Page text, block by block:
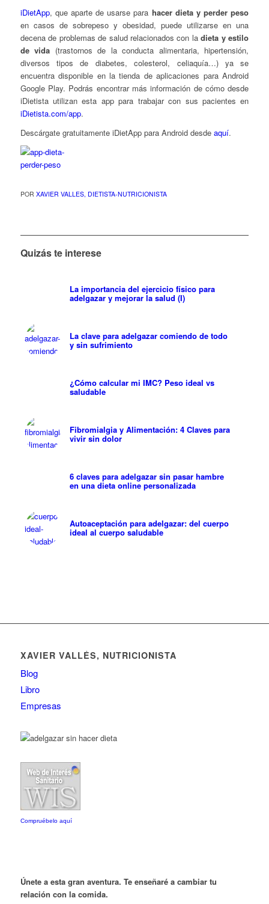
iDietApp, que aparte de usarse para hacer dieta y perder peso
en casos de sobrepeso y obesidad, puede utilizarse en una
decena de problemas de salud relacionados con ladieta y estilo
de vida (trastornos de la conducta alimentaria, hipertensión,
diversos tipos de diabetes, colesterol, celiaquía…) ya se
encuentra disponible en la tienda de aplicaciones para Android
Google Play. Podrás encontrar más información de cómo desde
iDietista utilizan esta app para trabajar con sus pacientes en
iDietista.com/app.
Descárgate gratuitamente iDietApp para Android desde aquí.
POR XAVIER VALLES, DIETISTA-NUTRICIONISTA
Quizás te interese
La importancia del ejercicio físico para
adelgazar y mejorar la salud (I)
La clave para adelgazar comiendo de todo
y sin sufrimiento
¿Cómo calcular mi IMC? Peso ideal vs
saludable
Fibromialgia y Alimentación: 4 Claves para
vivir sin dolor
6 claves para adelgazar sin pasar hambre
en una dieta online personalizada
Autoaceptación para adelgazar: del cuerpo
ideal al cuerpo saludable
XAVIER VALLÉS, NUTRICIONISTA
Blog
Libro
Empresas
Compruébelo aquí
Únete a esta gran aventura. Te enseñaré a cambiar tu
relación con la comida.